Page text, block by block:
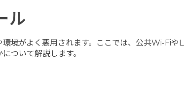
ル
境がよく悪用されます。ここでは、公共Wi-Fi
ついて解説します。